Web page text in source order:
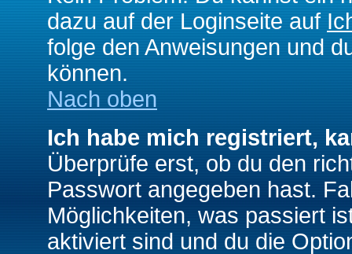
dazu auf der Loginseite auf
folge den Anweisungen und
können.
Nach oben
Ich habe mich registriert,
Überprüfe erst, ob du den
Passwort angegeben hast.
Möglichkeiten, was passiert
aktiviert sind und du die